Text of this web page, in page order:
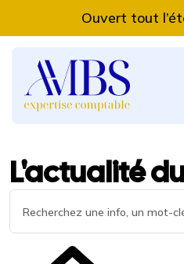
tout l’été, AMBS
L'actualité